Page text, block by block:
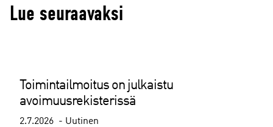
Lue seuraavaksi
Toimintailmoitus on julkaistu
avoimuusrekisterissä
2.7.2026 Uutinen